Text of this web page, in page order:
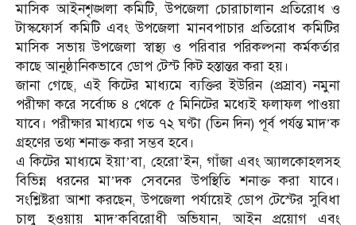
মাসিক আইনশৃঙ্খলা কমিটি, উপজেলা চোরাচালান প্রতিরোধ ও
টাস্কফোর্স কমিটি এবং উপজেলা মানবপাচার প্রতিরোধ কমিটির
মাসিক সভায় উপজেলা স্বাস্থ্য ও পরিবার পরিকল্পনা কর্মকর্তার
কাছে আনুষ্ঠানিকভাবে ডোপ টেস্ট কিট হস্তান্তর করা হয়।
জানা গেছে, এই কিটের মাধ্যমে ব্যক্তির ইউরিন (প্রস্রাব) নমুনা
পরীক্ষা করে সর্বোচ্চ ৪ থেকে ৫ মিনিটের মধ্যেই ফলাফল পাওয়া
যাবে। পরীক্ষার মাধ্যমে গত ৭২ ঘণ্টা (তিন দিন) পূর্ব পর্যন্ত মাদ’ক
গ্রহণের তথ্য শনাক্ত করা সম্ভব হবে।
এ কিটের মাধ্যমে ইয়া’বা, হেরো’ইন, গাঁজা এবং অ্যালকোহলসহ
বিভিন্ন ধরনের মা’দক সেবনের উপস্থিতি শনাক্ত করা যাবে।
সংশ্লিষ্টরা আশা করছেন, উপজেলা পর্যায়েই ডোপ টেস্টের সুবিধা
চালু হওয়ায় মাদ’কবিরোধী অভিযান, আইন প্রয়োগ এবং